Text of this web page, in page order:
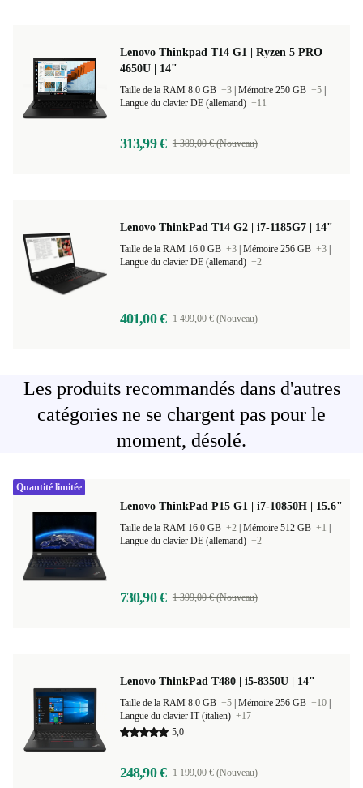
Lenovo Thinkpad T14 G1 | Ryzen 5 PRO
4650U | 14"
Taille de la RAM 8.0 GB +3 Mémoire 250 GB +5
Langue du clavier DE (allemand) +11
313,99 € 1 389,00 € (Nouveau)
Lenovo ThinkPad T14 G2 | i7-1185G7 | 14"
Taille de la RAM 16.0 GB +3 Mémoire 256 GB +3
Langue du clavier DE (allemand) +2
401,00 € 1 499,00 € (Nouveau)
Les produits recommandés dans d'autres
catégories ne se chargent pas pour le
moment, désolé.
Lenovo ThinkPad P15 G1 | i7-10850H | 15.6"
Taille de la RAM 16.0 GB +2 Mémoire 512 GB +1
Langue du clavier DE (allemand) +2
730,90 € 1 399,00 € (Nouveau)
Quantité limitée
Lenovo ThinkPad T480 | i5-8350U | 14"
Taille de la RAM 8.0 GB +5 Mémoire 256 GB +10
Langue du clavier IT (italien) +17
5,0
248,90 € 1 199,00 € (Nouveau)